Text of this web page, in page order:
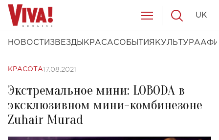
НОВОСТИ ЗВЕЗДЫ КРАСАСОБЫТИЯ КУЛЬТУРА
UK
КРАСОТА17.08.2021
Экстремальное мини: LOBODA в
эксклюзивном мини-комбинезоне
Zuhair Murad